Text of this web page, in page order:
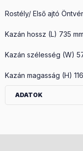
Rostély/ Első ajtó
Kazán hossz (L) 735 mm
Kazán szélesség (W)
Kazán magasság (H)
ADATOK